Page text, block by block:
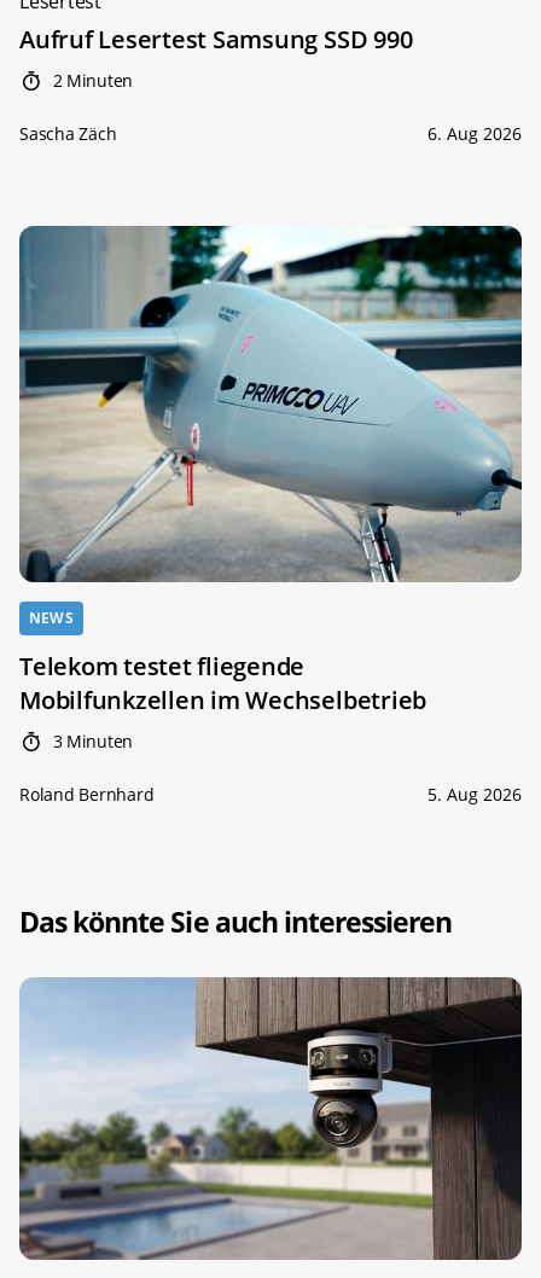
Aufruf Lesertest Samsung SSD 990
2 Minuten
Sascha Zäch 6. Aug 2026
NEWS
Telekom testet fliegende
Mobilfunkzellen im Wechselbetrieb
3 Minuten
Roland Bernhard 5. Aug 2026
Das könnte Sie auch interessieren